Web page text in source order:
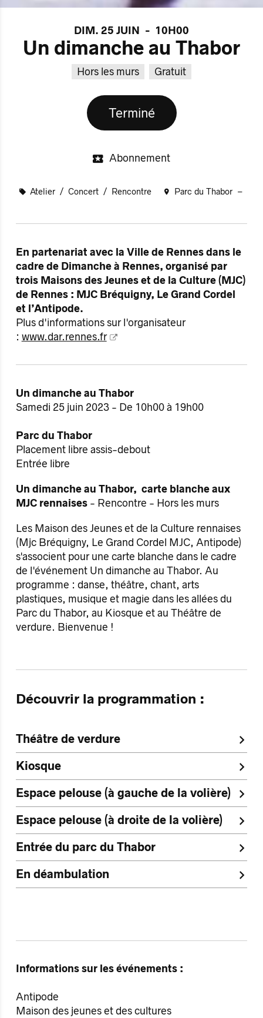
DIM. 25 JUIN - 10H00
Un dimanche au Thabor
Hors les murs Gratuit
Terminé
Abonnement
Atelier Concert Rencontre Parc du Thabor
En partenariat avec la Ville de Rennes dans le
cadre de Dimanche à Rennes, organisé par
trois Maisons des Jeunes et de la Culture (MJC)
de Rennes : MJC Bréquigny, Le Grand Cordel
et l’Antipode.
Plus d'informations sur l'organisateur
: www.dar.rennes.fr
Un dimanche au Thabor
Samedi 25 juin 2023 - De 10h00 à 19h00
Parc du Thabor
Placement libre assis-debout
Entrée libre
Un dimanche au Thabor, carte blanche aux
MJC rennaises - Rencontre - Hors les murs
Les Maison des Jeunes et de la Culture rennaises
(Mjc Bréquigny, Le Grand Cordel MJC, Antipode)
s'associent pour une carte blanche dans le cadre
de l'événement Un dimanche au Thabor. Au
programme : danse, théâtre, chant, arts
plastiques, musique et magie dans les allées du
Parc du Thabor, au Kiosque et au Théâtre de
verdure. Bienvenue !
Découvrir la programmation :
Théâtre de verdure
Kiosque
Espace pelouse (à gauche de la volière)
Espace pelouse (à droite de la volière)
Entrée du parc du Thabor
En déambulation
Informations sur les événements :
Antipode
Maison des jeunes et des cultures